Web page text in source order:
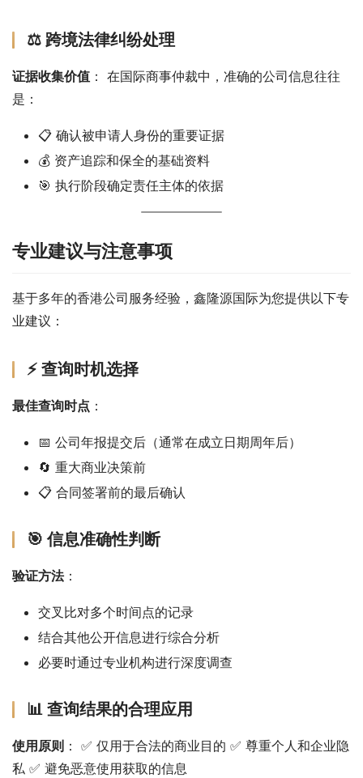
⚖️ 跨境法律纠纷处理
证据收集价值 ： 在国际商事仲裁中，准确的公司信息往往
是：
📋 确认被申请人身份的重要证据
💰 资产追踪和保全的基础资料
🎯 执行阶段确定责任主体的依据
专业建议与注意事项
基于多年的香港公司服务经验，鑫隆源国际为您提供以下专
业建议：
⚡ 查询时机选择
最佳查询时点 ：
📅 公司年报提交后（通常在成立日期周年后）
🔄 重大商业决策前
📋 合同签署前的最后确认
🎯 信息准确性判断
验证方法：
交叉比对多个时间点的记录
结合其他公开信息进行综合分析
必要时通过专业机构进行深度调查
📊 查询结果的合理应用
使用原则 ： ✅ 仅用于合法的商业目的 ✅ 尊重个人和企业隐
私 ✅ 避免恶意使用获取的信息